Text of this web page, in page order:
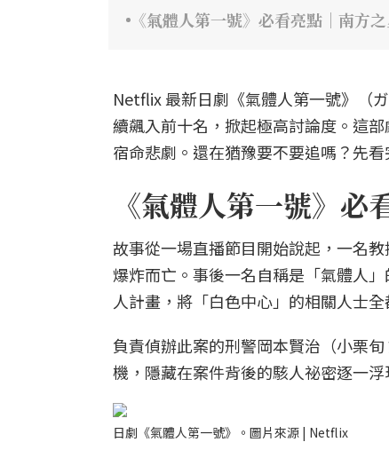
《氣體人第一號》必看亮點｜南方
Netflix 最新日劇《氣體人第一號》（
續飆入前十名，掀起極高討論度。這
宿命悲劇。還在猶豫要不要追嗎？先
《氣體人第一號》必
故事從一場直播節目開始說起，一名
爆炸而亡。事後一名自稱是「氣體人
人計畫，將「白色中心」的相關人士
負責偵辦此案的刑警岡本賢治（小栗
機，隱藏在案件背後的駭人祕密逐一
日劇《氣體人第一號》。圖片來源 | Netflix